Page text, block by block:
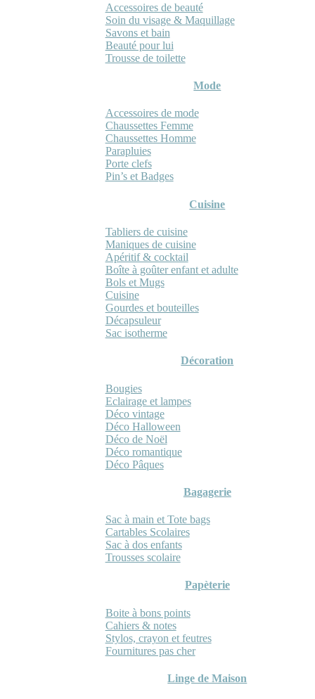
Accessoires de beauté
Soin du visage & Maquillage
Savons et bain
Beauté pour lui
Trousse de toilette
Mode
Accessoires de mode
Chaussettes Femme
Chaussettes Homme
Parapluies
Porte clefs
Pin’s et Badges
Cuisine
Tabliers de cuisine
Maniques de cuisine
Apéritif & cocktail
Boîte à goûter enfant et adulte
Bols et Mugs
Cuisine
Gourdes et bouteilles
Décapsuleur
Sac isotherme
Décoration
Bougies
Eclairage et lampes
Déco vintage
Déco Halloween
Déco de Noël
Déco romantique
Déco Pâques
Bagagerie
Sac à main et Tote bags
Cartables Scolaires
Sac à dos enfants
Trousses scolaire
Papèterie
Boite à bons points
Cahiers & notes
Stylos, crayon et feutres
Fournitures pas cher
Linge de Maison